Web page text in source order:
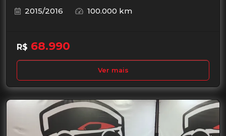
2015/2016
100.000 km
R$ 68.990
Ver mais